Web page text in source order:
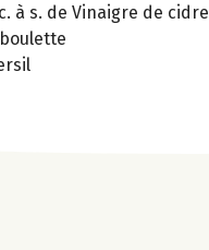
à s. de Vinaigre de cidre